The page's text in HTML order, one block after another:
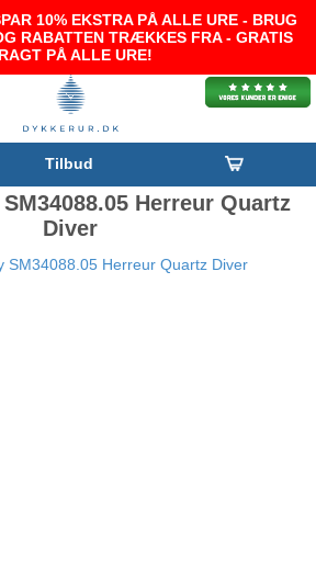
10% EKSTRA PÅ ALLE URE - BRUG
RABATTEN TRÆKKES FRA - GRATIS
PÅ ALLE URE!
Tilbud
Herreur Quartz
Diver